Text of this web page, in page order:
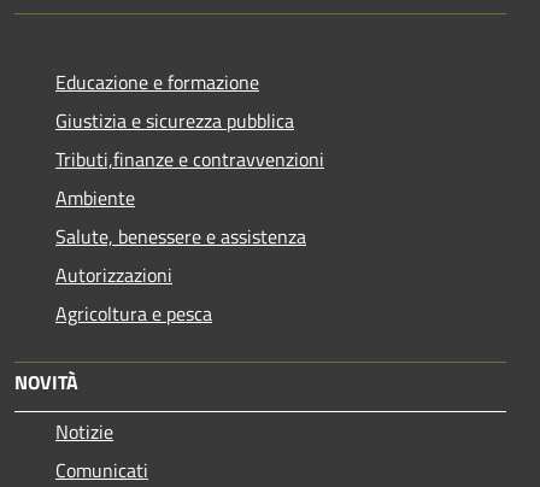
Educazione e formazione
Giustizia e sicurezza pubblica
Tributi,finanze e contravvenzioni
Ambiente
Salute, benessere e assistenza
Autorizzazioni
Agricoltura e pesca
NOVITÀ
Notizie
Comunicati